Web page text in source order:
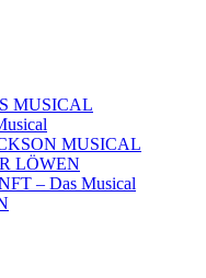
MUSICAL
MUSICAL
LÖWEN
– Das Musical